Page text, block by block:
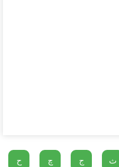
ث ج چ ح